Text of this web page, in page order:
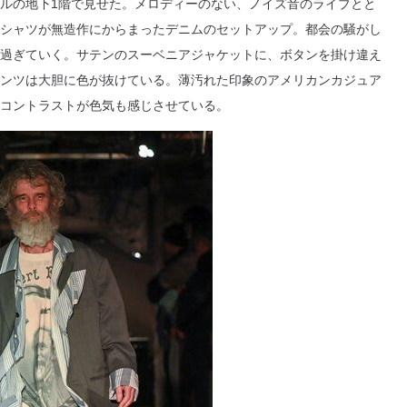
地下1階で見せた。メロディーのない、ノイズ音のライブとと
ャツが無造作にからまったデニムのセットアップ。都会の騒がし
ぎていく。サテンのスーベニアジャケットに、ボタンを掛け違え
ツは大胆に色が抜けている。薄汚れた印象のアメリカンカジュア
ントラストが色気も感じさせている。